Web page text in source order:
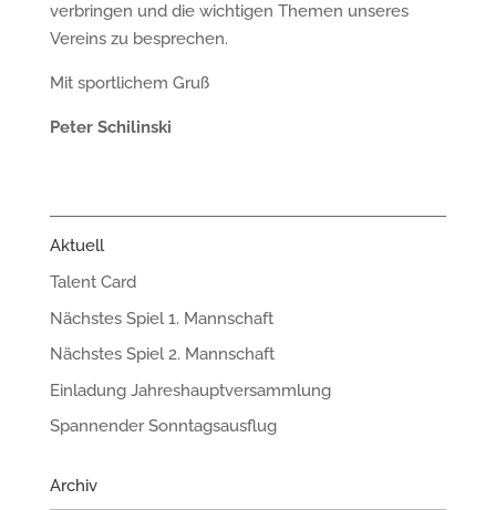
verbringen und die wichtigen Themen unseres
Vereins zu besprechen.
Mit sportlichem Gruß
Peter Schilinski
Aktuell
Talent Card
Nächstes Spiel 1. Mannschaft
Nächstes Spiel 2. Mannschaft
Einladung Jahreshauptversammlung
Spannender Sonntagsausflug
Archiv